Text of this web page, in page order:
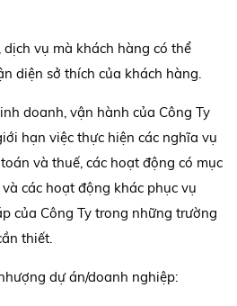
vụ mà khách hàng có thể
diện sở thích của khách hàng.
doanh, vận hành của Công Ty
hạn việc thực hiện các nghĩa vụ
và thuế, các hoạt động có mục
các hoạt động khác phục vụ
của Công Ty trong những trường
thiết.
dự án/doanh nghiệp: